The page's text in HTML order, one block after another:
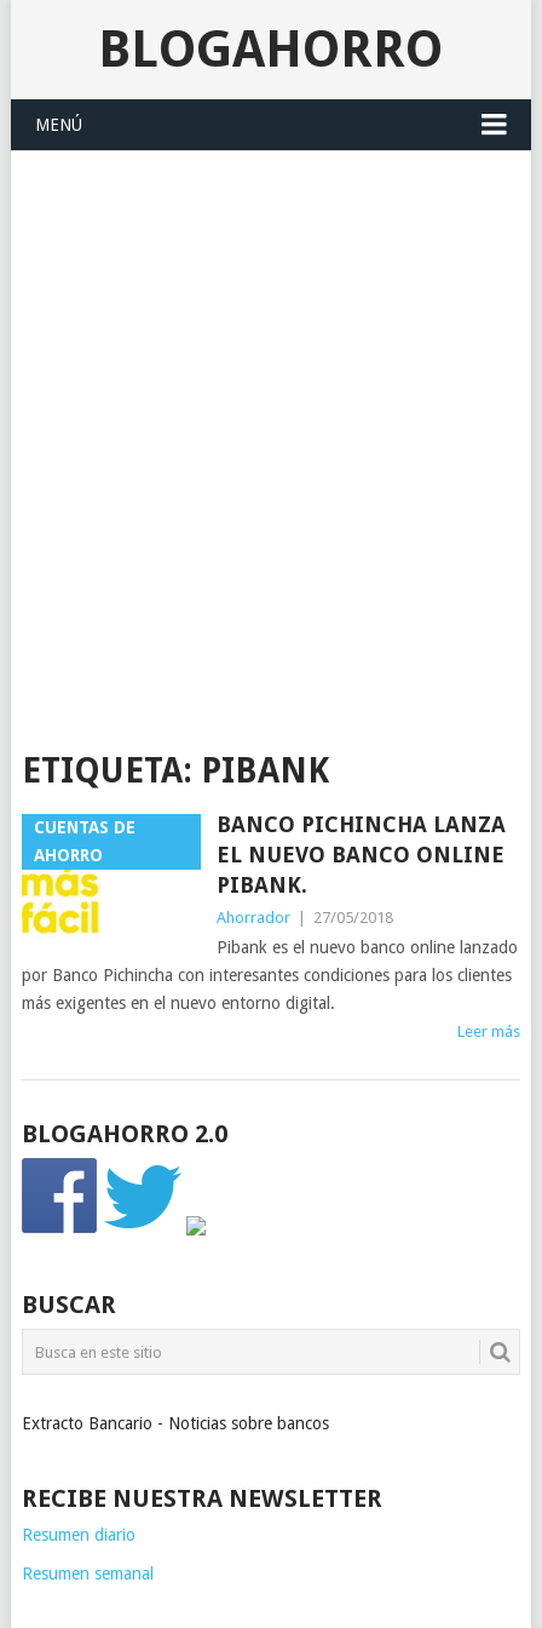
BLOGAHORRO
MENÚ
ETIQUETA: PIBANK
CUENTAS DE
AHORRO
BANCO PICHINCHA LANZA
EL NUEVO BANCO ONLINE
PIBANK.
Ahorrador 27/05/2018
Pibank es el nuevo banco online lanzado
por Banco Pichincha con interesantes condiciones para los clientes
más exigentes en el nuevo entorno digital.
Leer más
BLOGAHORRO 2.0
BUSCAR
Extracto Bancario - Noticias sobre bancos
RECIBE NUESTRA NEWSLETTER
Resumen diario
Resumen semanal